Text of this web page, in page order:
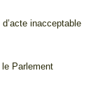
inacceptable
Parlement